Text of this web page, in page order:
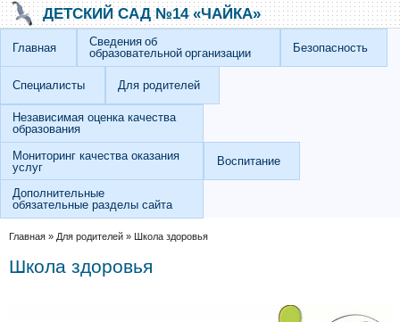
Перейти к основному содержанию
Skip to searchДЕТСКИЙ САД №14 «ЧАЙКА»
Главная
Сведения об
образовательной организации
Безопасность
Специалисты Для родителей
Независимая оценка качества
образования
Мониторинг качества оказания
услуг
Воспитание
Дополнительные
обязательные разделы сайта
Вы здесь
Главная » Для родителей » Школа здоровья
Школа здоровья